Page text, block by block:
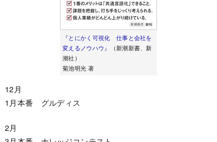
『とにかく可視化 仕事と会社を
変えるノウハウ』
（新潮新書、新
潮社）
菊池明光 著
12月
1月本番 グルディス
2月